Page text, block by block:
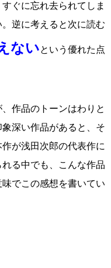
ぐに忘れ去られてしま
逆に考えると次に読む
ないという優れた点
作品のトーンはわりと
深い作品があると、そ
が浅田次郎の代表作に
る中でも、こんな作品
でこの感想を書いてい